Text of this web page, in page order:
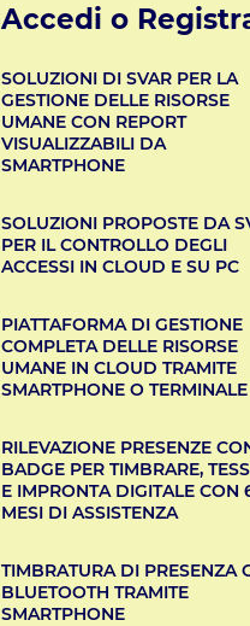
Accedi o
SOLUZIONI DI SVAR PER LA
GESTIONE DELLE RISORSE
UMANE CON REPORT
VISUALIZZABILI DA
SMARTPHONE
SOLUZIONI PROPOSTE DA
PER IL CONTROLLO DEGLI
ACCESSI IN CLOUD E SU PC
PIATTAFORMA DI GESTIONE
COMPLETA DELLE RISORSE
UMANE IN CLOUD TRAMITE
SMARTPHONE O TERMINALE
RILEVAZIONE PRESENZE
BADGE PER TIMBRARE,
E IMPRONTA DIGITALE CON
MESI DI ASSISTENZA
TIMBRATURA DI PRESENZA
BLUETOOTH TRAMITE
SMARTPHONE